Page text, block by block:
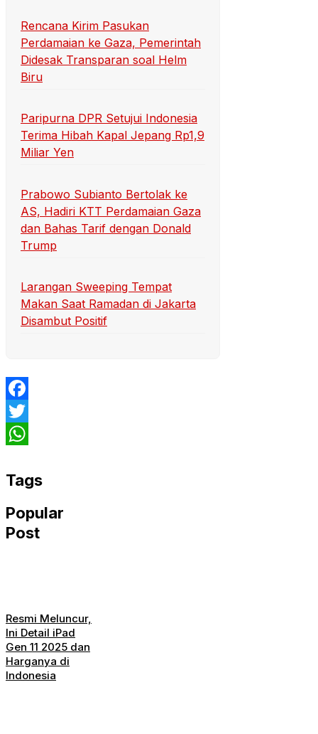
Rencana Kirim Pasukan
Perdamaian ke Gaza, Pemerintah
Didesak Transparan soal Helm
Biru
Paripurna DPR Setujui Indonesia
Terima Hibah Kapal Jepang Rp1,9
Miliar Yen
Prabowo Subianto Bertolak ke
AS, Hadiri KTT Perdamaian Gaza
dan Bahas Tarif dengan Donald
Trump
Larangan Sweeping Tempat
Makan Saat Ramadan di Jakarta
Disambut Positif
Facebook
Twitter
Tags
Popular
Post
Resmi Meluncur,
Ini Detail iPad
Gen 11 2025 dan
Harganya di
Indonesia